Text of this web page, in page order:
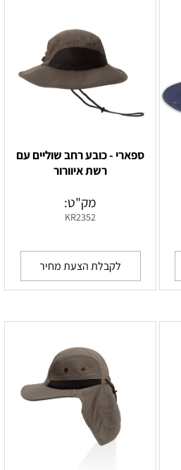
ספארי - כובע רחב שוליים עם
רשת איוורור
מק"ט:
KR2352
לקבלת הצעת מחיר